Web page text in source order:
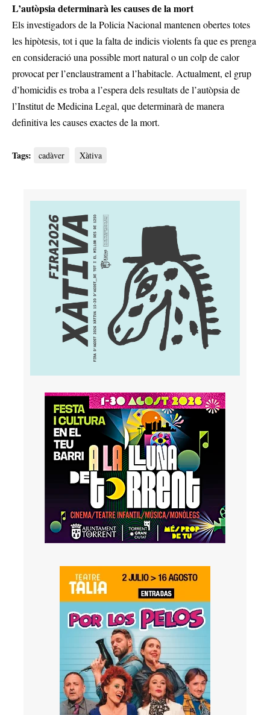
L’autòpsia determinarà les causes de la mort
Els investigadors de la Policia Nacional mantenen obertes totes
les hipòtesis, tot i que la falta de indicis violents fa que es prenga
en consideració una possible mort natural o un colp de calor
provocat per l’enclaustrament a l’habitacle. Actualment, el grup
d’homicidis es troba a l’espera dels resultats de l’autòpsia de
l’Institut de Medicina Legal, que determinarà de manera
definitiva les causes exactes de la mort.
Tags: cadàver Xàtiva